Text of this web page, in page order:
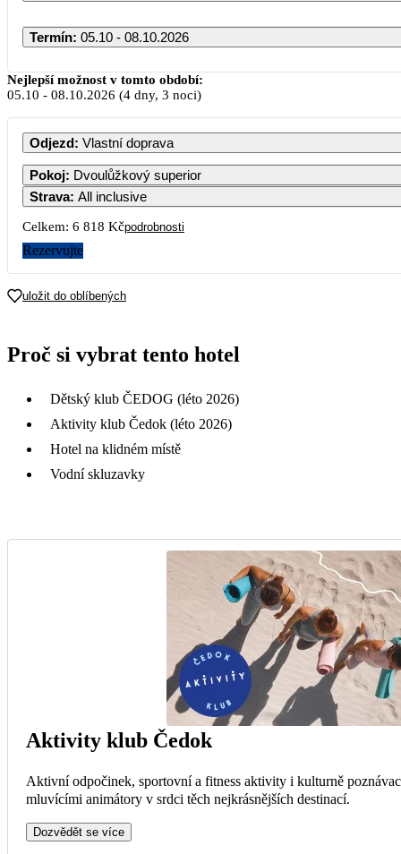
Termín: 05.10 - 08.10.2026
Říjen 2026
PO ÚT ST ČT PÁ SO
1 2 3
5 6 7 8 9 10
3 409
26
Nejlepší možnost v tomto období:
05.10 - 08.10.2026 (4 dny, 3 noci)
Odjezd: Vlastní doprava
Pokoj: Dvoulůžkový superior
Strava: All inclusive
Celkem: 6 818 Kčpodrobnosti
Rezervujte
uložit do oblíbených
Proč si vybrat tento hotel
Dětský klub ČEDOG (léto 2026)
Aktivity klub Čedok (léto 2026)
Hotel na klidném místě
Vodní skluzavky
Aktivity klub Čedok
Aktivní odpočinek, sportovní a fitness aktivity i kulturně
mluvícími animátory v srdci těch nejkrásnějších destinací.
Dozvědět se více